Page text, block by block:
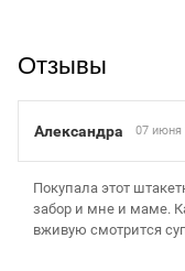
Отзывы
Александра 07 июня
Покупала этот
забор и мне и маме.
вживую смотрится